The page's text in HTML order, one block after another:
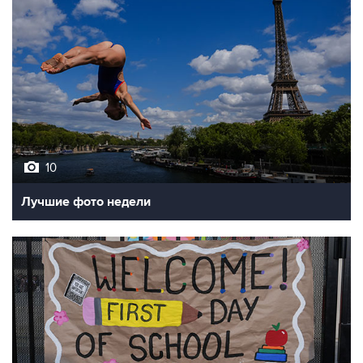
10
Лучшие фото недели